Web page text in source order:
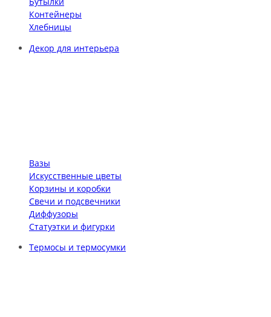
Контейнеры
Хлебницы
Декор для интерьера
Вазы
Искусственные цветы
Корзины и коробки
Свечи и подсвечники
Диффузоры
Статуэтки и фигурки
Термосы и термосумки